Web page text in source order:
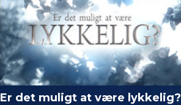
Er det muligt at være lykkelig?